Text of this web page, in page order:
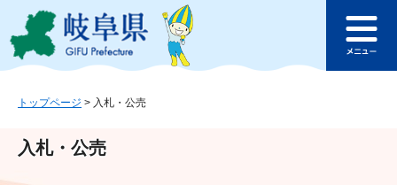
ジ
ュ
このページの本文へ
ュ
トップページ > 入札・公売
入札・公売